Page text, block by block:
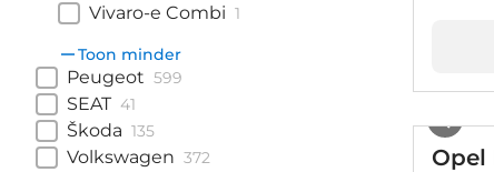
Vivaro-e Combi 1
Toon minder
Peugeot 599
SEAT 41
Škoda 135
Volkswagen 372 Opel